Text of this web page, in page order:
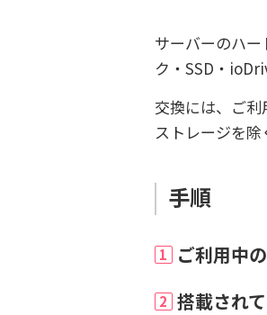
サーバーのハ
ク・SSD・
交換には、ご利
ストレージを除
手順
1 ご利用中
2 搭載され